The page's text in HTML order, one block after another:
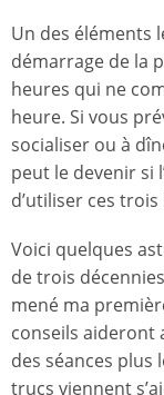
Un des éléments
démarrage de la
heures qui ne
heure. Si vous
socialiser ou à
peut le devenir si
d’utiliser ces
Voici quelques
de trois
mené ma
conseils aideront
des séances plus
trucs viennent